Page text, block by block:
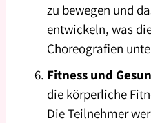
zu bewegen und
entwickeln, was
Choreografien
Fitness und
die körperliche
Die Teilnehmer